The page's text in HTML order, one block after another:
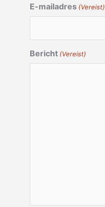
E-mailadres (Vereist)
Bericht (Vereist)